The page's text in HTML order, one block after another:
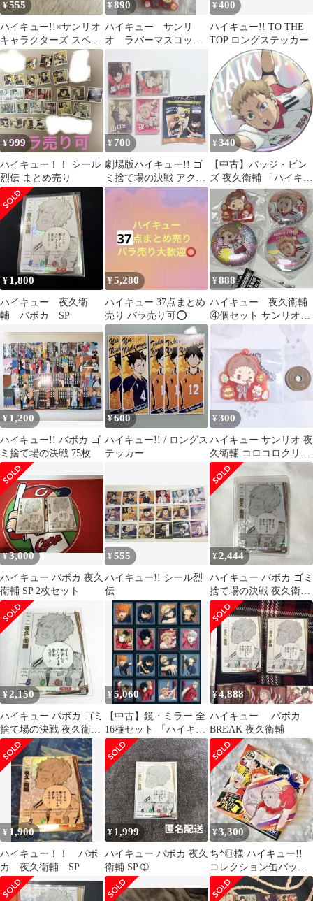
¥555
ハイキュー!!×サンリオ
キャラクターズ スペシ
ャルラバーマスコット
黒尾 夜久
¥890
ハイキュー サンリ
オ ラバーマスコッ
ト 音駒5個セット 黒
尾 夜久 リエーフ
¥400
ハイキュー!! TO THE
TOP ロングステッカー
¥999
ハイキュー！！ シール
烈伝 まとめ売り
¥ 700
劇場版ハイキュー!! ゴ
ミ捨て場の決戦 アクリ
ルブロック 黒尾 孤爪
¥ 340
【中古】バッジ・ビン
ズ 夜久衛輔 「ハイキュ
ー!! SPECIAL POPUP
2024 at baseyard tokyo
トレーディング カンバ
ッジ オーロラVer. 劇場
版アクションビジュア
ル」
¥ 1,800
ハイキュー 夜久衛
輔 バボカ SP
¥5,280
ハイキュー 37点まとめ
売り バラ売り可⭕️
¥888
ハイキュー 夜久衛輔
④個セット サンリオラ
バーマスコット グリ
¥ 1,200
ハイキュー!! バボカ ゴ
ミ捨て場の決戦 75枚
¥600
ハイキュー!! / ロングス
テッカー
¥300
ハイキュー サンリオ 夜
久衛輔 コロコロクリリ
ン ラバーマスコット
¥3,000
ハイキュー バボカ 夜久
衛輔 SP 2枚セット
¥555
ハイキュー!! シール烈
伝
¥2,444
ハイキュー バボカ ゴミ
捨て場の決戦 夜久衛輔
SP パラレル
¥2,150
ハイキュー バボカ ゴミ
捨て場の決戦 夜久衛輔
SP
¥5,060
【中古】鏡・ミラー 全
16種セット 「ハイキュ
ー!! SPECIAL POPUP
2024 at baseyard tokyo
トレーディング フレー
ムマグネットミラー 劇
場版アクションビジュ
アル」
¥4,888
ハイキュー バボカ
BREAK 夜久衛輔
¥ 1,900
ハイキュー！！ バボ
カ 夜久衛輔 SP
¥1,999
ハイキュー バボカ 夜久
衛輔 SP ➀
¥3,300
ち*◎様 ハイキュー!!
コレクション缶バッジ
VリーグVer. 夜久衛輔